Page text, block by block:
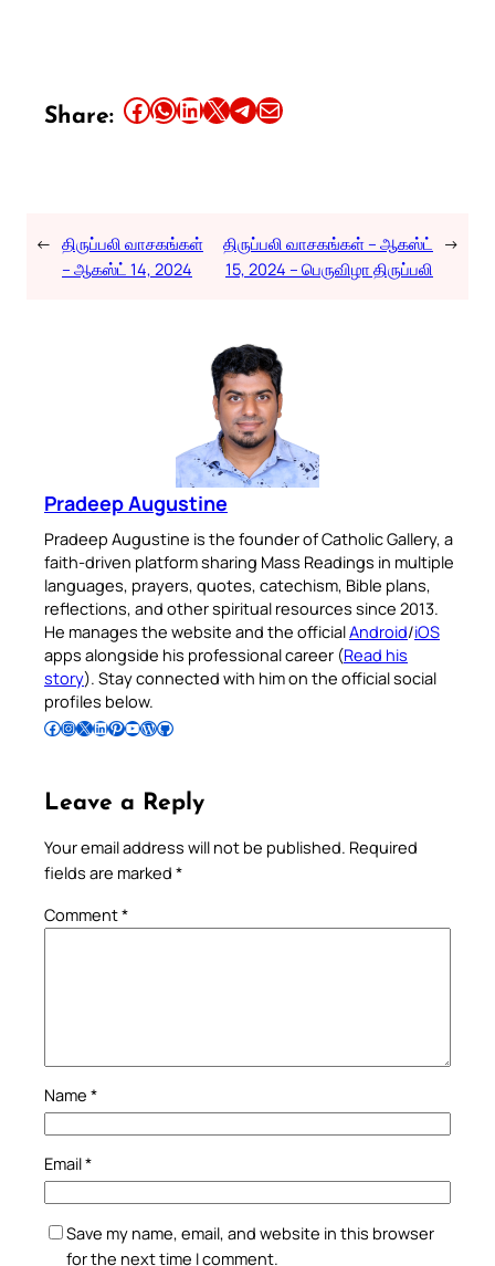
Share: Share this article on Facebook Share this article on WhatsApp Share this article on LinkedIn Share this article on X Share this article on TelegramEmail this Article
← திருப்பலி வாசகங்கள்
– ஆகஸ்ட் 14, 2024
திருப்பலி வாசகங்கள் – ஆகஸ்ட்
15, 2024 – பெருவிழா திருப்பலி
→
Pradeep Augustine
Pradeep Augustine is the founder of Catholic Gallery, a
faith-driven platform sharing Mass Readings in multiple
languages, prayers, quotes, catechism, Bible plans,
reflections, and other spiritual resources since 2013.
He manages the website and the officialAndroid/iOS
apps alongside his professional career (Read his
story). Stay connected with him on the official social
profiles below.
Follow Pradeep on Facebook Follow Pradeep on InstagramFollow Pradeep on X Follow Pradeep on LinkedIn Follow Pradeep on Pinterest Subscribe to Pradeep’s Youtube Channel Follow Pradeep on WordPress Follow Pradeep on GitHub
Leave a Reply
Your email address will not be published. Required
fields are marked *
Comment*
Name *
Email*
Save my name, email, and website in this browser
for the next time I comment.